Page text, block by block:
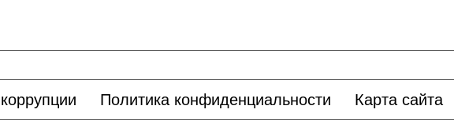
Политика конфиденциальности Карта сайта